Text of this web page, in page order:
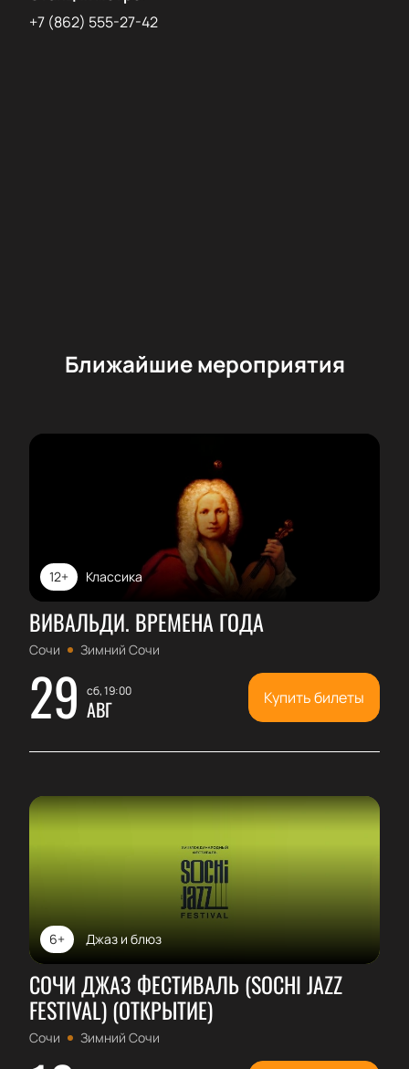
+7 (862) 555-27-42
Ближайшие мероприятия
Классика
12+
ВИВАЛЬДИ. ВРЕМЕНА ГОДА
Сочи Зимний Сочи
29 сб, 19:00
АВГ Купить билеты
Джаз и блюз
6+
СОЧИ ДЖАЗ ФЕСТИВАЛЬ (SOCHI JAZZ
FESTIVAL) (ОТКРЫТИЕ)
Сочи Зимний Сочи